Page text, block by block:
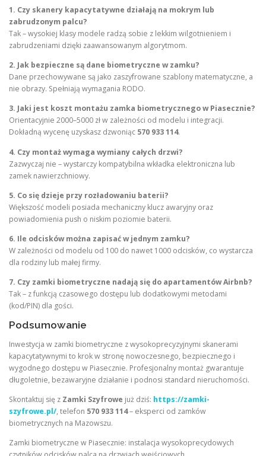
1. Czy skanery kapacytatywne działają na mokrym lub
zabrudzonym palcu?
Tak – wysokiej klasy modele radzą sobie z lekkim wilgotnieniem i
zabrudzeniami dzięki zaawansowanym algorytmom.
2. Jak bezpieczne są dane biometryczne w zamku?
Dane przechowywane są jako zaszyfrowane szablony matematyczne, a
nie obrazy. Spełniają wymagania RODO.
3. Jaki jest koszt montażu zamka biometrycznego w Piasecznie?
Orientacyjnie 2000–5000 zł w zależności od modelu i integracji.
Dokładną wycenę uzyskasz dzwoniąc 570 933 114.
4. Czy montaż wymaga wymiany całych drzwi?
Zazwyczaj nie – wystarczy kompatybilna wkładka elektroniczna lub
zamek nawierzchniowy.
5. Co się dzieje przy rozładowaniu baterii?
Większość modeli posiada mechaniczny klucz awaryjny oraz
powiadomienia push o niskim poziomie baterii.
6. Ile odcisków można zapisać w jednym zamku?
W zależności od modelu od 100 do nawet 1000 odcisków, co wystarcza
dla rodziny lub małej firmy.
7. Czy zamki biometryczne nadają się do apartamentów Airbnb?
Tak – z funkcją czasowego dostępu lub dodatkowymi metodami
(kod/PIN) dla gości.
Podsumowanie
Inwestycja w zamki biometryczne z wysokoprecyzyjnymi skanerami
kapacytatywnymi to krok w stronę nowoczesnego, bezpiecznego i
wygodnego dostępu w Piasecznie. Profesjonalny montaż gwarantuje
długoletnie, bezawaryjne działanie i podnosi standard nieruchomości.
Skontaktuj się z Zamki Szyfrowe już dziś: https://zamki-
szyfrowe.pl/, telefon 570 933 114– eksperci od zamków
biometrycznych na Mazowszu.
Zamki biometryczne w Piasecznie: instalacja wysokoprecydowych